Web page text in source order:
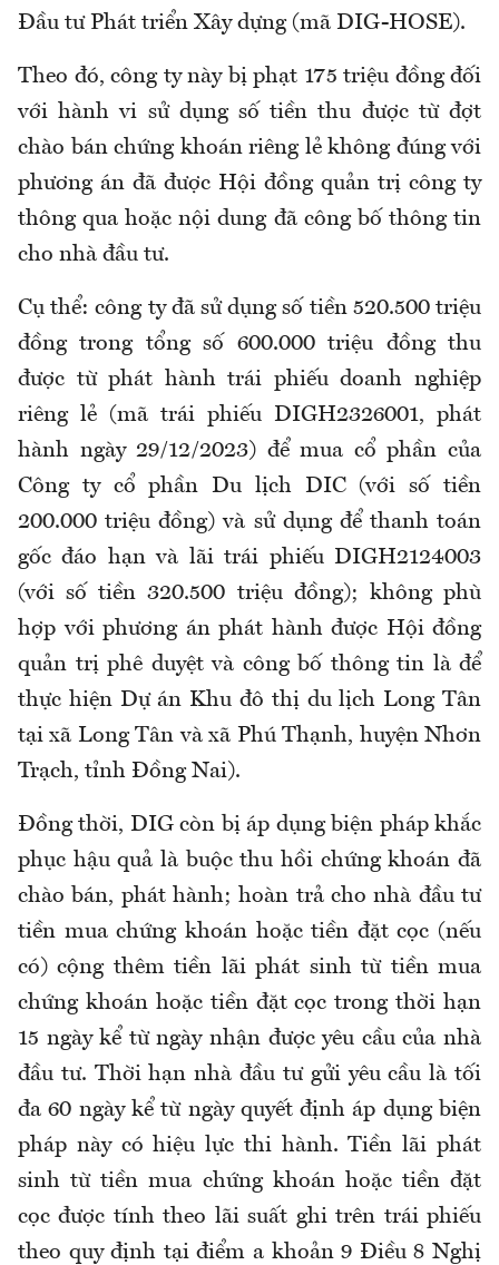
Đầu tư Phát triển Xây dựng (mã DIG-HOSE).
Theo đó, công ty này bị phạt 175 triệu đồng đối
với hành vi sử dụng số tiền thu được từ đợt
chào bán chứng khoán riêng lẻ không đúng với
phương án đã được Hội đồng quản trị công ty
thông qua hoặc nội dung đã công bố thông tin
cho nhà đầu tư.
Cụ thể: công ty đã sử dụng số tiền 520.500 triệu
đồng trong tổng số 600.000 triệu đồng thu
được từ phát hành trái phiếu doanh nghiệp
riêng lẻ (mã trái phiếu DIGH2326001, phát
hành ngày 29/12/2023) để mua cổ phần của
Công ty cổ phần Du lịch DIC (với số tiền
200.000 triệu đồng) và sử dụng để thanh toán
gốc đáo hạn và lãi trái phiếu DIGH2124003
(với số tiền 320.500 triệu đồng); không phù
hợp với phương án phát hành được Hội đồng
quản trị phê duyệt và công bố thông tin là để
thực hiện Dự án Khu đô thị du lịch Long Tân
tại xã Long Tân và xã Phú Thạnh, huyện Nhơn
Trạch, tỉnh Đồng Nai).
Đồng thời, DIG còn bị áp dụng biện pháp khắc
phục hậu quả là buộc thu hồi chứng khoán đã
chào bán, phát hành; hoàn trả cho nhà đầu tư
tiền mua chứng khoán hoặc tiền đặt cọc (nếu
có) cộng thêm tiền lãi phát sinh từ tiền mua
chứng khoán hoặc tiền đặt cọc trong thời hạn
15 ngày kể từ ngày nhận được yêu cầu của nhà
đầu tư. Thời hạn nhà đầu tư gửi yêu cầu là tối
đa 60 ngày kể từ ngày quyết định áp dụng biện
pháp này có hiệu lực thi hành. Tiền lãi phát
sinh từ tiền mua chứng khoán hoặc tiền đặt
cọc được tính theo lãi suất ghi trên trái phiếu
theo quy định tại điểm a khoản 9 Điều 8 Nghị